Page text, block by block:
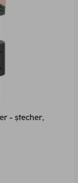
- ștecher,